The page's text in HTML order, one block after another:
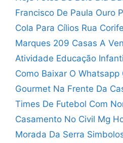
Francisco De Paula Ouro
Cola Para Cílios Rua
Marques 209 Casas A
Atividade Educação
Como Baixar O Whatsapp
Gourmet Na Frente Da
Times De Futebol Com
Casamento No Civil Mg
Morada Da Serra